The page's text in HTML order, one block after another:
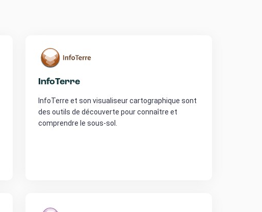
InfoTerre
InfoTerre et son visualiseur cartographique sont
des outils de découverte pour connaître et
comprendre le sous-sol.